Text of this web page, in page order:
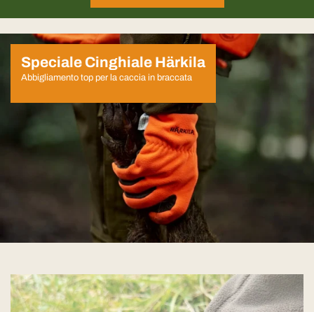
Speciale Cinghiale Härkila
Abbigliamento top per la caccia in braccata